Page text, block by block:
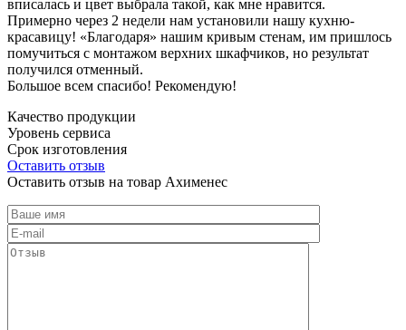
вписалась и цвет выбрала такой, как мне нравится.
Примерно через 2 недели нам установили нашу кухню-
красавицу! «Благодаря» нашим кривым стенам, им пришлось
помучиться с монтажом верхних шкафчиков, но результат
получился отменный.
Большое всем спасибо! Рекомендую!
Качество продукции
Уровень сервиса
Срок изготовления
Оставить отзыв
Оставить отзыв на товар Ахименес